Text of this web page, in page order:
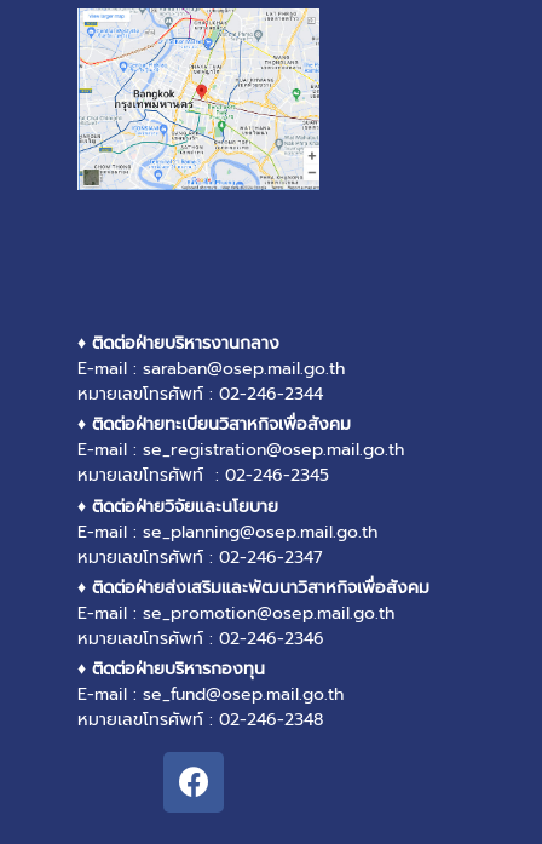
♦ ติดต่อฝ่ายบริหารงานกลาง
E-mail : saraban@osep.mail.go.th
หมายเลขโทรศัพท์ : 02-246-2344
♦ ติดต่อฝ่ายทะเบียนวิสาหกิจเพื่อสังคม
E-mail : se_registration@osep.mail.go.th
หมายเลขโทรศัพท์ : 02-246-2345
♦ ติดต่อฝ่ายวิจัยและนโยบาย
E-mail : se_planning@osep.mail.go.th
หมายเลขโทรศัพท์ : 02-246-2347
♦ ติดต่อฝ่ายส่งเสริมและพัฒนาวิสาหกิจเพื่อสังคม
E-mail : se_promotion@osep.mail.go.th
หมายเลขโทรศัพท์ : 02-246-2346
♦ ติดต่อฝ่ายบริหารกองทุน
E-mail : se_fund@osep.mail.go.th
หมายเลขโทรศัพท์ : 02-246-2348